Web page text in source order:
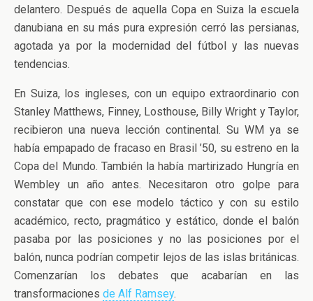
delantero. Después de aquella Copa en Suiza la escuela
danubiana en su más pura expresión cerró las persianas,
agotada ya por la modernidad del fútbol y las nuevas
tendencias.
En Suiza, los ingleses, con un equipo extraordinario con
Stanley Matthews, Finney, Losthouse, Billy Wright y Taylor,
recibieron una nueva lección continental. Su WM ya se
había empapado de fracaso en Brasil ’50, su estreno en la
Copa del Mundo. También la había martirizado Hungría en
Wembley un año antes. Necesitaron otro golpe para
constatar que con ese modelo táctico y con su estilo
académico, recto, pragmático y estático, donde el balón
pasaba por las posiciones y no las posiciones por el
balón, nunca podrían competir lejos de las islas británicas.
Comenzarían los debates que acabarían en las
transformaciones de Alf Ramsey.